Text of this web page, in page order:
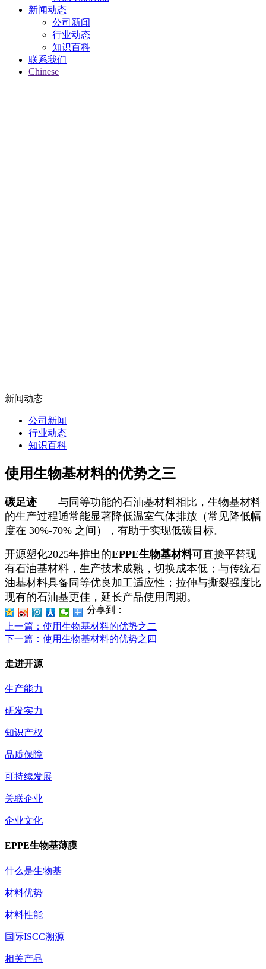
新闻动态
公司新闻
行业动态
知识百科
联系我们
Chinese
新闻动态
公司新闻
行业动态
知识百科
使用生物基材料的优势之三
碳足迹——与同等功能的石油基材料相比，生物基材料
的生产过程通常能显著降低温室气体排放（常见降低幅
度在 30%‑70% 之间），有助于实现低碳目标。
开源塑化2025年推出的EPPE生物基材料可直接平替现
有石油基材料，生产技术成熟，切换成本低；与传统石
油基材料具备同等优良加工适应性；拉伸与撕裂强度比
现有的石油基更佳，延长产品使用周期。
分享到：
上一篇 ：使用生物基材料的优势之二
下一篇 ：使用生物基材料的优势之四
走进开源
生产能力
研发实力
知识产权
品质保障
可持续发展
关联企业
企业文化
EPPE生物基薄膜
什么是生物基
材料优势
材料性能
国际ISCC溯源
相关产品